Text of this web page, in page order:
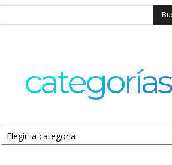
categorías
Categorías